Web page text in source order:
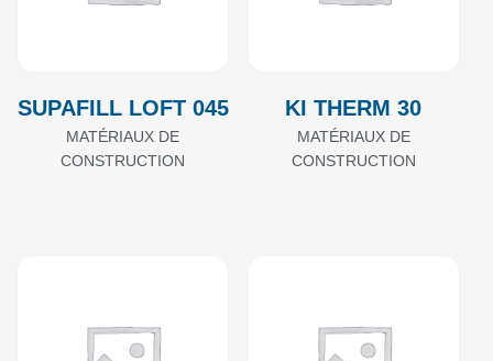
SUPAFILL LOFT 045
MATÉRIAUX DE
CONSTRUCTION
KI THERM 30
MATÉRIAUX DE
CONSTRUCTION